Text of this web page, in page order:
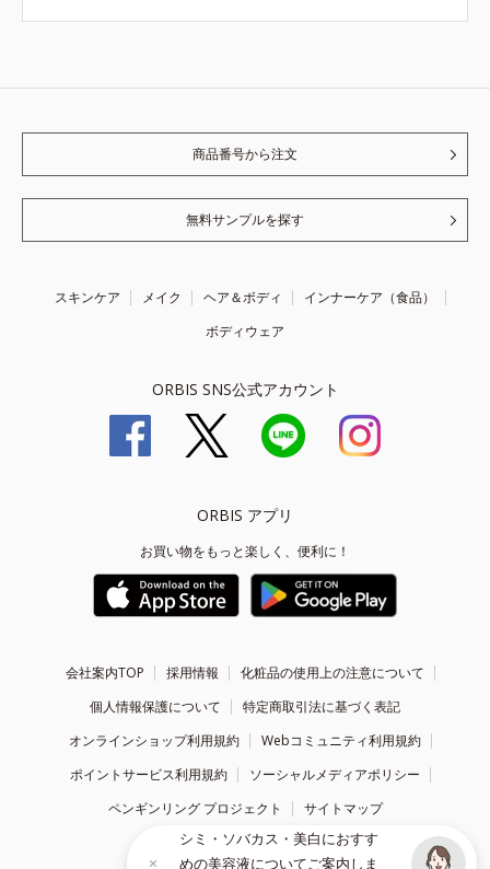
商品番号から注文
無料サンプルを探す
スキンケア メイク ヘア＆ボディ
インナーケア（食品）
ボディウェア
ORBIS SNS公式アカウント
ORBIS アプリ
お買い物をもっと楽しく、便利に！
会社案内TOP 採用情報
化粧品の使用上の注意について
個人情報保護について
特定商取引法に基づく表記
オンラインショップ利用規約
Webコミュニティ利用規約
ポイントサービス利用規約
ソーシャルメディアポリシー
ペンギンリング プロジェクト
サイトマップ
シミ・ソバカス・美白におすす
めの美容液についてご案内しま